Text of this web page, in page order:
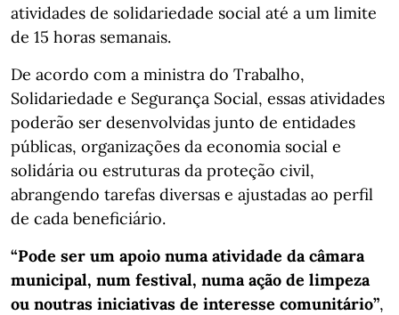
atividades de solidariedade social até a um limite
de 15 horas semanais.
De acordo com a ministra do Trabalho,
Solidariedade e Segurança Social, essas atividades
poderão ser desenvolvidas junto de entidades
públicas, organizações da economia social e
solidária ou estruturas da proteção civil,
abrangendo tarefas diversas e ajustadas ao perfil
de cada beneficiário.
“Pode ser um apoio numa atividade da câmara
municipal, num festival, numa ação de limpeza
ou noutras iniciativas de interesse comunitário”,